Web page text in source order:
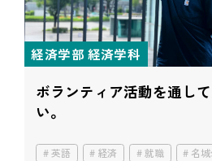
経済学部 経済学科
ボランティア活動を通し
い。
英語 経済 就職
名